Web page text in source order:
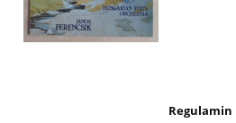
Regulamin